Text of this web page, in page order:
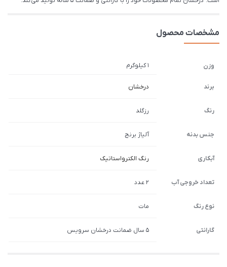
مشخصات محصول
وزن 1 کیلوگرم
برند درخشان
رنگ رزگلد
جنس بدنه آلیاژ برنج
آبکاری رنگ الکترواستاتیک
تعداد خروجی آب 2 عدد
نوع رنگ مات
گارانتی 5 سال ضمانت درخشان سرویس